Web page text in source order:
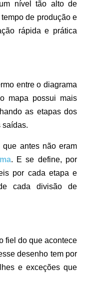
nível tão alto de
de produção e
rápida e prática
entre o diagrama
mapa possui mais
as etapas dos
saídas.
que antes não eram
. E se define, por
por cada etapa e
cada divisão de
fiel do que acontece
desenho tem por
e exceções que